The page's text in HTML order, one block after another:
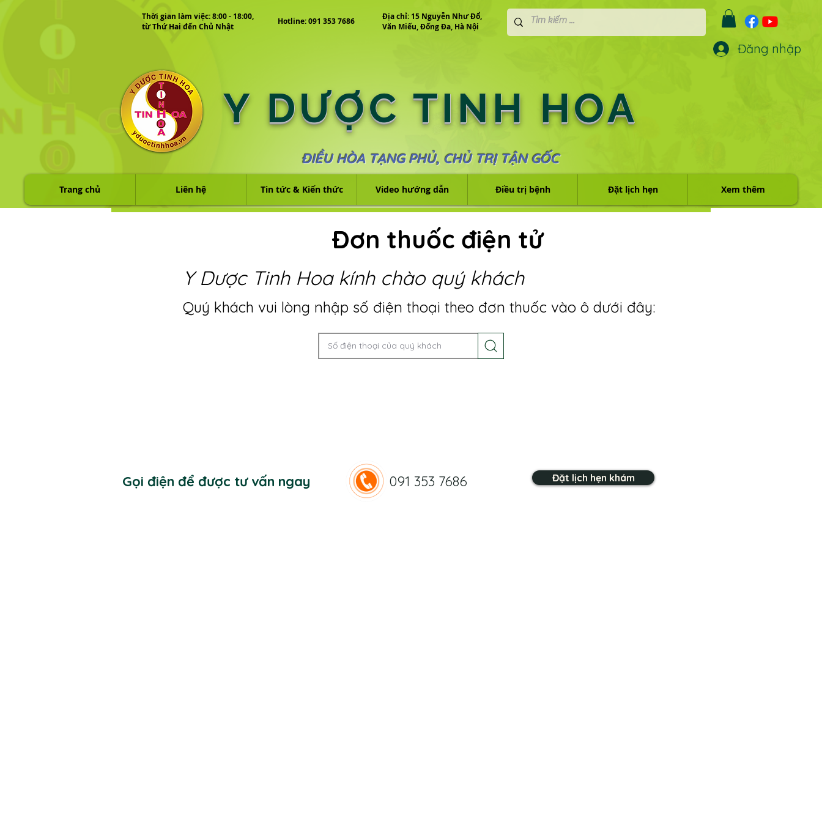
Đăng nhập
Thời gian làm việc: 8:00 - 18:00,
từ Thứ Hai đến Chủ Nhật
Hotline: 091 353 7686
Địa chỉ: 15 Nguyễn Như Đổ,
Văn Miếu, Đống Đa, Hà Nội
Y DƯỢC TINH HOA
ĐIỀU HÒA TẠNG PHỦ, CHỦ TRỊ TẬN GỐC
Trang chủ Liên hệ Tin tức & Kiến thức Video hướng dẫn Điều trị bệnh Đặt lịch hẹn Xem thêm
Đơn thuốc điện tử
Y Dược Tinh Hoa kính chào quý khách
Quý khách vui lòng nhập số điện thoại theo đơn thuốc vào ô dưới đây:
Gọi điện để được tư vấn ngay 091 353 7686 Đặt lịch hẹn khám